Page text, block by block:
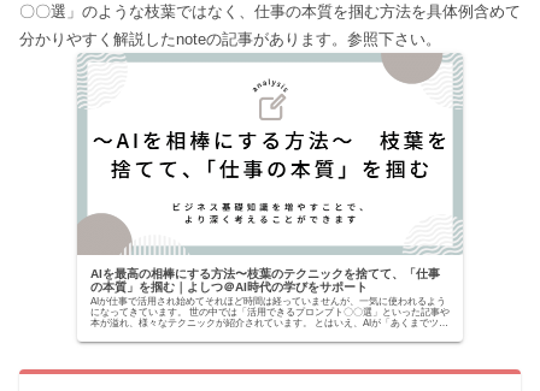
〇〇選」のような枝葉ではなく、仕事の本質を掴む方法を具体例含めて
分かりやすく解説したnoteの記事があります。参照下さい。
AIを最高の相棒にする方法〜枝葉のテクニックを捨てて、「仕事
の本質」を掴む｜よしつ＠AI時代の学びをサポート
AIが仕事で活用され始めてそれほど時間は経っていませんが、一気に使われるよう
になってきています。 世の中では「活用できるプロンプト〇〇選」といった記事や
本が溢れ、様々なテクニックが紹介されています。 とはいえ、AIが「あくまでツー